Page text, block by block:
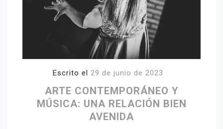
Escrito el 29 de junio de 2023
ARTE CONTEMPORÁNEO Y
MÚSICA: UNA RELACIÓN BIEN
AVENIDA